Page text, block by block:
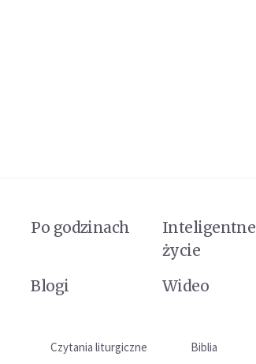
Po godzinach
Inteligentne
życie
Blogi Wideo
Czytania liturgiczne
Biblia